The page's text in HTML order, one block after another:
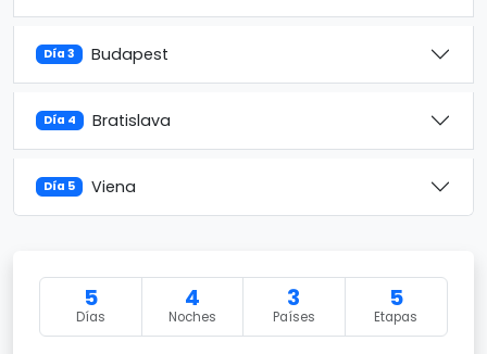
Día 3 Budapest
Día 4 Bratislava
Día 5 Viena
5
Días
4
Noches
3
Países
5
Etapas